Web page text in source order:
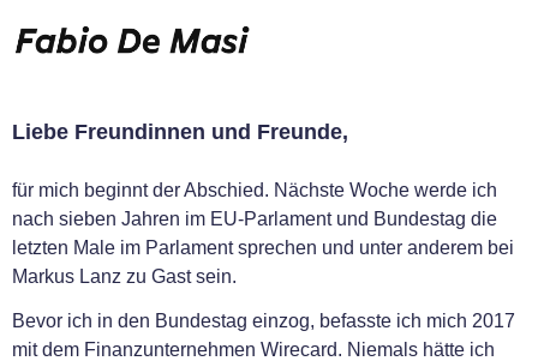
Liebe Freundinnen und Freunde,
für mich beginnt der Abschied. Nächste Woche werde ich
nach sieben Jahren im EU-Parlament und Bundestag die
letzten Male im Parlament sprechen und unter anderem bei
Markus Lanz zu Gast sein.
Bevor ich in den Bundestag einzog, befasste ich mich 2017
mit dem Finanzunternehmen Wirecard. Niemals hätte ich